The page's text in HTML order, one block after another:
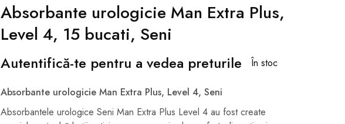
Absorbante urologicie Man Extra Plus,
Level 4, 15 bucati, Seni
Autentifică-te pentru a vedea preturile În stoc
Absorbante urologicie Man Extra Plus, Level 4, Seni
Absorbantele urologice Seni Man Extra Plus Level 4 au fost create